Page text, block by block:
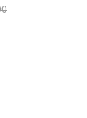
from
to